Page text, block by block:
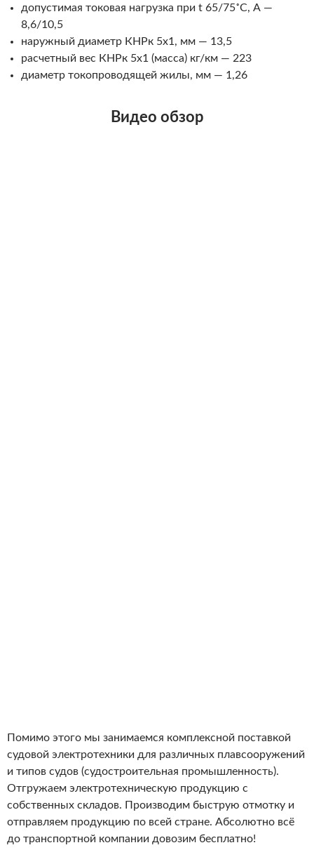
допустимая токовая нагрузка при t 65/75˚С, А —
8,6/10,5
наружный диаметр КНРк 5х1, мм — 13,5
расчетный вес КНРк 5х1 (масса) кг/км — 223
диаметр токопроводящей жилы, мм — 1,26
Видео обзор
Помимо этого мы занимаемся комплексной поставкой
судовой электротехники для различных плавсооружений
и типов судов (судостроительная промышленность).
Отгружаем электротехническую продукцию с
собственных складов. Производим быструю отмотку и
отправляем продукцию по всей стране. Абсолютно всё
до транспортной компании довозим бесплатно!